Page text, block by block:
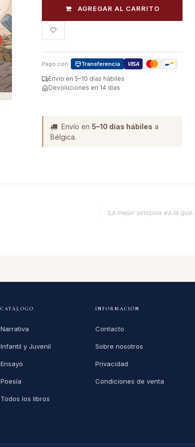
AGREGAR AL CARRITO
Pago con: Transferencia VISA
Envío en 5–10 días hábiles
Devoluciones en 14 días
Envío en 5–10 días hábiles a
Bélgica.
La mejor sinopsis es la
CATÁLOGO
Narrativa
Infantil y Juvenil
Ensayo
Poesía
Todos los libros
INFORMACIÓN
Contacto
Sobre nosotros
Privacidad
Condiciones de venta